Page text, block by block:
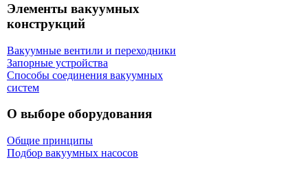
Элементы вакуумных
конструкций
Вакуумные вентили и переходники
Запорные устройства
Способы соединения вакуумных
систем
О выборе оборудования
Общие принципы
Подбор вакуумных насосов